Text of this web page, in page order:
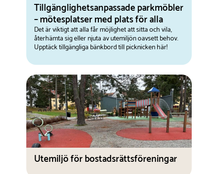
Tillgänglighetsanpassade parkmöbler
– mötesplatser med plats för alla
Det är viktigt att alla får möjlighet att sitta och vila,
återhämta sig eller njuta av utemiljön oavsett behov.
Upptäck tillgängliga bänkbord till picknicken här!
Utemiljö för bostadsrättsföreningar